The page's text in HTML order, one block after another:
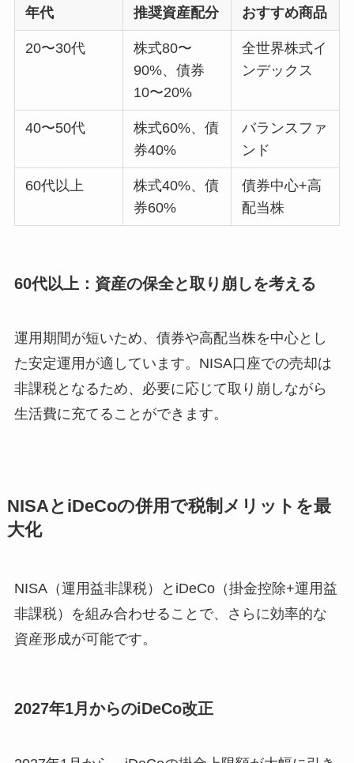
年代 推奨資産配分 おすすめ商品
20〜30代
株式80〜
90%、債券
10〜20%
全世界株式イ
ンデックス
40〜50代
株式60%、債
券40%
バランスファ
ンド
60代以上
株式40%、債
券60%
債券中心+高
配当株
60代以上：資産の保全と取り崩しを考える
運用期間が短いため、債券や高配当株を中心とし
た安定運用が適しています。NISA口座での売却は
非課税となるため、必要に応じて取り崩しながら
生活費に充てることができます。
NISAとiDeCoの併用で税制メリットを最
大化
NISA（運用益非課税）とiDeCo（掛金控除+運用益
非課税）を組み合わせることで、さらに効率的な
資産形成が可能です。
2027年1月からのiDeCo改正